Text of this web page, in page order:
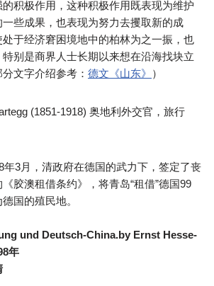
积极作用，这种积极作用既表现为维护
些成果，也表现为努力去攫取新的成
于经济窘困境地中的柏林为之一振，也
别是商界人士长期以来想在沿海找块立
文字介绍参考： 德文《山东》 ）
(1851-1918) 奥地利外交官，旅行
年3月，清政府在德国的武力下，签定了丧
胶澳租借条约》，将青岛“租借”德国99
国的殖民地。
und Deutsch-China.by Ernst Hesse-
年